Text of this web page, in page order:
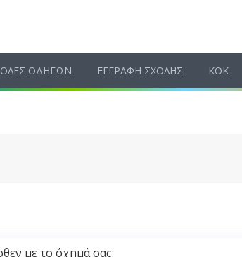
ΟΔΗΓΩΝ ΕΓΓΡΑΦΗ ΣΧΟΛΗΣ ΚΟΚ
με το όχημά σας: